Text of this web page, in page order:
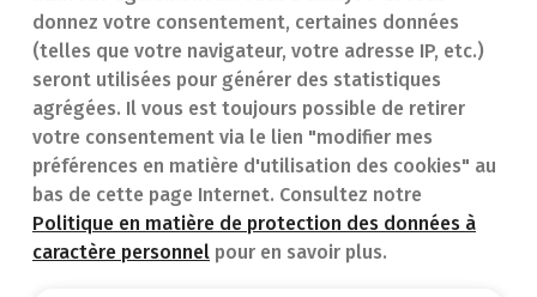
donnez votre consentement, certaines données
(telles que votre navigateur, votre adresse IP, etc.)
seront utilisées pour générer des statistiques
agrégées. Il vous est toujours possible de retirer
votre consentement via le lien "modifier mes
préférences en matière d'utilisation des cookies" au
bas de cette page Internet. Consultez notre
Politique en matière de protection des données à
caractère personnel pour en savoir plus.
Notre expertise
Maladies
Médicaments
Questions
fréquentes (FAQ)